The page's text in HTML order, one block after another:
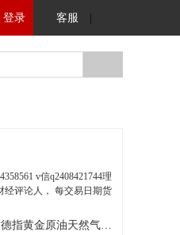
登录 客服
v信q2408421744理
经评论人， 每交易日期货
胜率。
原油天然气铜操作建议